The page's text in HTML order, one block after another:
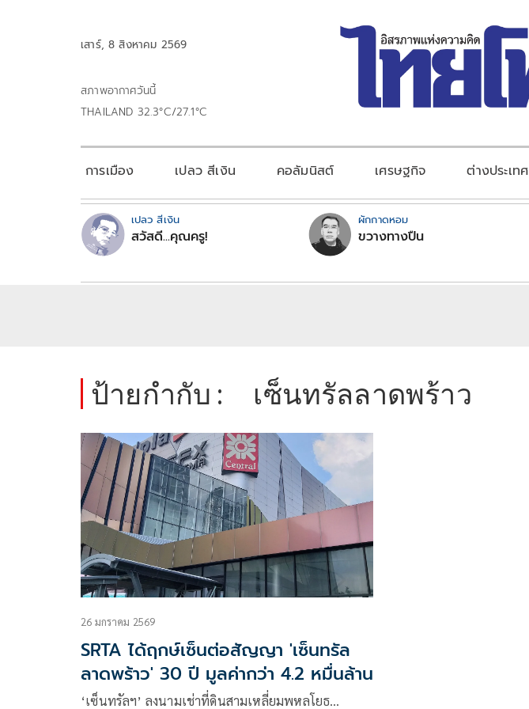
เสาร์, 8 สิงหาคม 2569
สภาพอากาศวันนี้
THAILAND 32.3°C/27.1°C
การเมือง เปลว สีเงิน คอลัมนิสต์ เศรษฐกิจ ต่างประเทศ
เปลว สีเงิน
สวัสดี...คุณครู!
ผักกาดหอม
ขวางทางปืน
ป้ายกำกับ : เซ็นทรัลลาดพร้าว
26 มกราคม 2569
SRTA ได้ฤกษ์เซ็นต่อสัญญา 'เซ็นทรัล
ลาดพร้าว' 30 ปี มูลค่ากว่า 4.2 หมื่นล้าน
‘เซ็นทรัลฯ’ ลงนามเช่าที่ดินสามเหลี่ยมพหลโยธ…